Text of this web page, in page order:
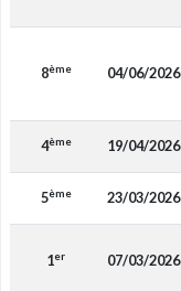
8ème 04/06/2026
4ème 19/04/2026
5ème 23/03/2026
1er 07/03/2026